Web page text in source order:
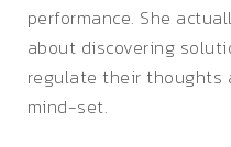
performance. She
about discovering
regulate their thoughts
mind-set.